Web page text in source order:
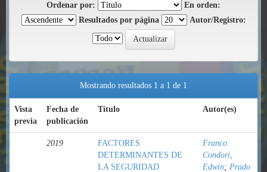
Ordenar por:
En orden:
Resultados por página
Autor/Registro:
Mostrando resultados 1 a 1 de 1
Vista
previa
Fecha de
publicación
Título Autor(es)
2019
FACTORES
DETERMINANTES DE
LA SEGURIDAD
Franco
Condori,
Edwin; Prado